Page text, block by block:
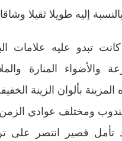
إليه طويلا ثقيلا
تبدو عليه علامات
المنارة
بألوان الزينة
ومختلف عوادي
تأمل قصير انتصر على